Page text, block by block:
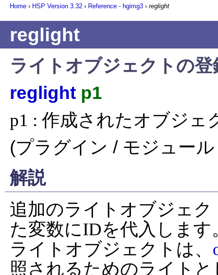
Home › HSP Version 3.32 › Reference - hgimg3 › reglight
reglight
ライトオブジェクトの登
reglight p1
p1 : 作成されたオブジェ
(プラグイン / モジュー
解説
追加のライトオブジェ
た変数にIDを代入します
ライトオブジェクトは、
照されるためのライト